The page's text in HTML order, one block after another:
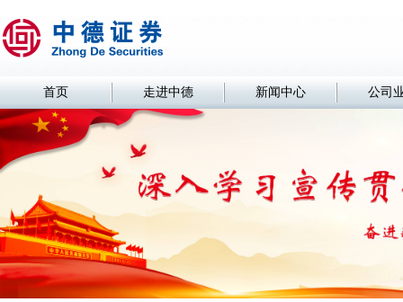
首页 走进中德 新闻中心 公司